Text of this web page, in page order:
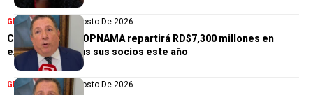
GENERALES6 De Agosto De 2026
Cooperativa COOPNAMA repartirá RD$7,300 millones en
excedentes a sus sus socios este año
GENERALES6 De Agosto De 2026